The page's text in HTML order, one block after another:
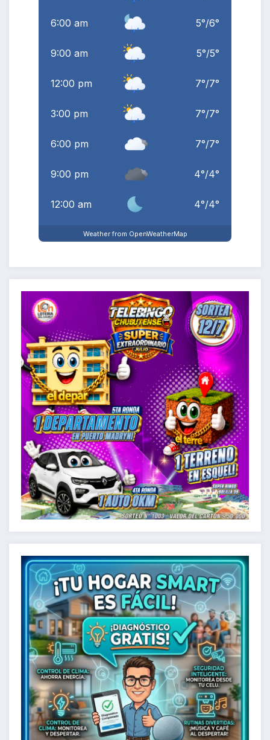
6:00 am 5°/6°
9:00 am 5°/5°
12:00 pm 7°/7°
3:00 pm 7°/7°
6:00 pm 7°/7°
9:00 pm 4°/4°
12:00 am 4°/4°
Weather from OpenWeatherMap